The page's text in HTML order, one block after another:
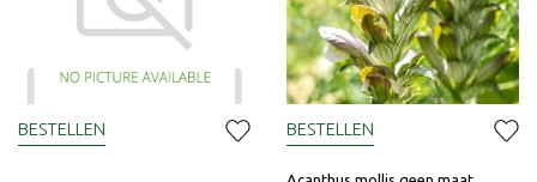
BESTELLEN BESTELLEN